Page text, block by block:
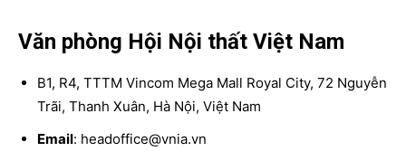
Văn phòng Hội Nội thất Việt Nam
B1, R4, TTTM Vincom Mega Mall Royal City, 72 Nguyễn
Trãi, Thanh Xuân, Hà Nội, Việt Nam
Email: headoffice@vnia.vn